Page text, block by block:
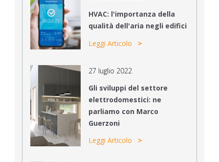
HVAC: l'importanza della
qualità dell'aria negli edifici
Leggi Articolo
27 luglio 2022
Gli sviluppi del settore
elettrodomestici: ne
parliamo con Marco
Guerzoni
Leggi Articolo